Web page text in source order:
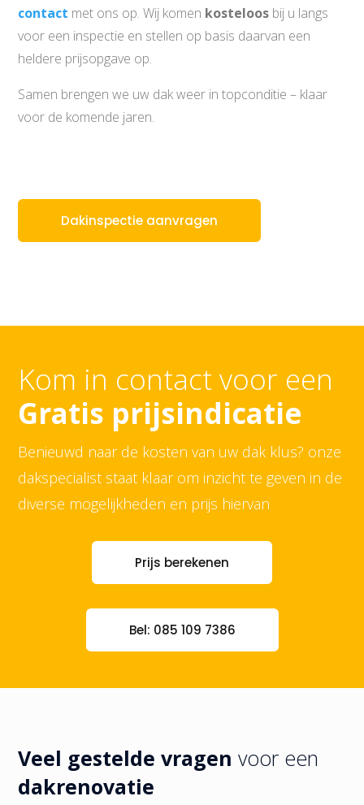
contact met ons op. Wij komen kosteloos bij u langs
voor een inspectie en stellen op basis daarvan een
heldere prijsopgave op.
Samen brengen we uw dak weer in topconditie – klaar
voor de komende jaren.
Dakinspectie aanvragen
Kom in contact voor een
Gratis prijsindicatie
Benieuwd naar de kosten van uw dak klus? onze
dakspecialist staat klaar om inzicht te geven in de
diverse mogelijkheden en prijs hiervan
Prijs berekenen
Bel: 085 109 7386
Veel gestelde vragen voor een
dakrenovatie